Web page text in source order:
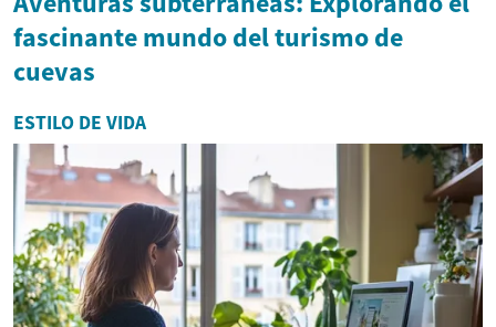
fascinante mundo del turismo de
cuevas
ESTILO DE VIDA